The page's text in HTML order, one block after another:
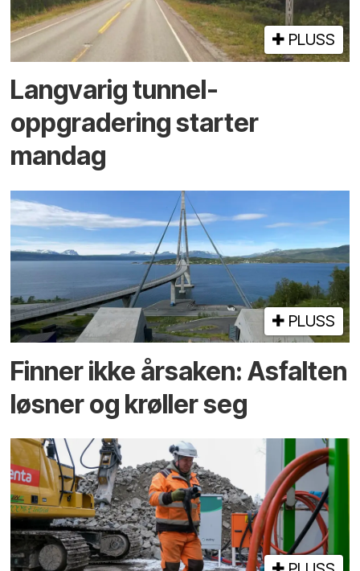
PLUSS
Langvarig tunnel­
oppgradering starter
mandag
PLUSS
Finner ikke årsaken: Asfalten
løsner og krøller seg